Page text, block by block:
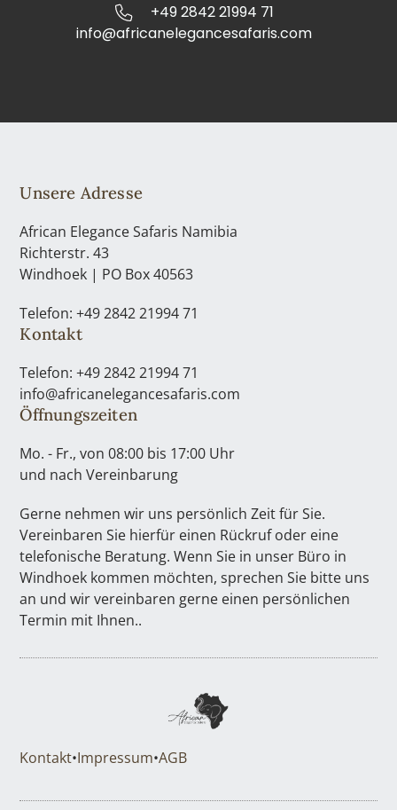
+49 2842 21994 71
info@africanelegancesafaris.com
Unsere Adresse
African Elegance Safaris Namibia
Richterstr. 43
Windhoek | PO Box 40563
Telefon: +49 2842 21994 71
Kontakt
Telefon: +49 2842 21994 71
info@africanelegancesafaris.com
Öffnungszeiten
Mo. - Fr., von 08:00 bis 17:00 Uhr
und nach Vereinbarung
Gerne nehmen wir uns persönlich Zeit für Sie.
Vereinbaren Sie hierfür einen Rückruf oder eine
telefonische Beratung. Wenn Sie in unser Büro in
Windhoek kommen möchten, sprechen Sie bitte uns
an und wir vereinbaren gerne einen persönlichen
Termin mit Ihnen..
Kontakt•Impressum•AGB